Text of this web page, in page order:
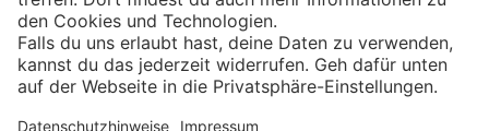
Impressum